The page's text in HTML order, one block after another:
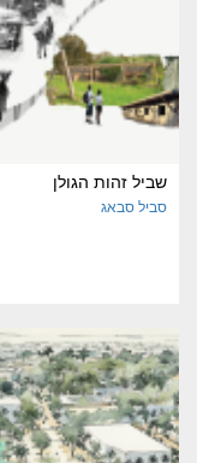
שביל זהות הגולן
סביל סבאג